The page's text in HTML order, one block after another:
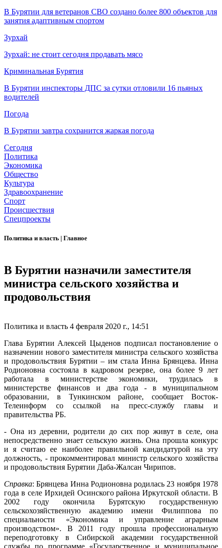
В Бурятии для ветеранов СВО создано более 800 объектов для
занятия адаптивным спортом
Зурхай
Зурхай: не стоит сегодня продавать мясо
Криминальная Бурятия
В Бурятии инспекторы ДПС за сутки отловили 16 пьяных
водителей
Погода
В Бурятии завтра сохранится жаркая погода
Сегодня
Политика
Экономика
Общество
Культура
Здравоохранение
Спорт
Происшествия
Спецпроекты
Политика и власть | Главное
В Бурятии назначили заместителя
министра сельского хозяйства и
продовольствия
Политика и власть 4 февраля 2020 г., 14:51
Глава Бурятии Алексей Цыденов подписал постановление о
назначении нового заместителя министра сельского хозяйства
и продовольствия Бурятии – им стала Инна Брянцева. Инна
Родионовна состояла в кадровом резерве, она более 9 лет
работала в министерстве экономики, трудилась в
министерстве финансов и два года - в муниципальном
образовании, в Тункинском районе, сообщает Восток-
Телеинформ со ссылкой на пресс-службу главы и
правительства РБ.
- Она из деревни, родители до сих пор живут в селе, она
непосредственно знает сельскую жизнь. Она прошла конкурс
и я считаю ее наиболее правильной кандидатурой на эту
должность, - прокомментировал министр сельского хозяйства
и продовольствия Бурятии Даба-Жалсан Чирипов.
Справка: Брянцева Инна Родионовна родилась 23 ноября 1978
года в селе Ирхидей Осинского района Иркутской области. В
2002 году окончила Бурятскую государственную
сельскохозяйственную академию имени Филиппова по
специальности «Экономика и управление аграрным
производством». В 2011 году прошла профессиональную
переподготовку в Сибирской академии государственной